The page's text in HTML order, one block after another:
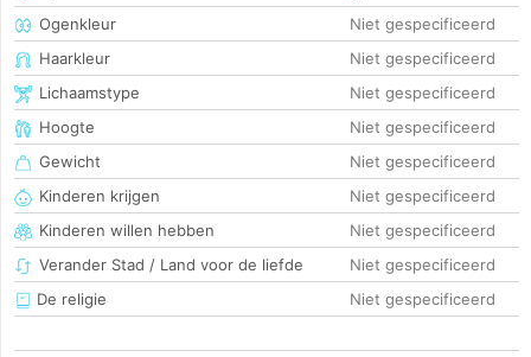
Ogenkleur
Niet gespecificeerd
Haarkleur
Niet gespecificeerd
Lichaamstype
Niet gespecificeerd
Hoogte
Niet gespecificeerd
Gewicht
Niet gespecificeerd
Kinderen krijgen
Niet gespecificeerd
Kinderen willen hebben
Niet gespecificeerd
Verander Stad / Land voor de liefde
Niet gespecificeerd
De religie
Niet gespecificeerd